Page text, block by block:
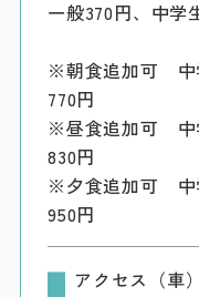
一般370円、中学
※朝食追加可 中
770円
※昼食追加可 中
830円
※夕食追加可 中
950円
アクセス（車）